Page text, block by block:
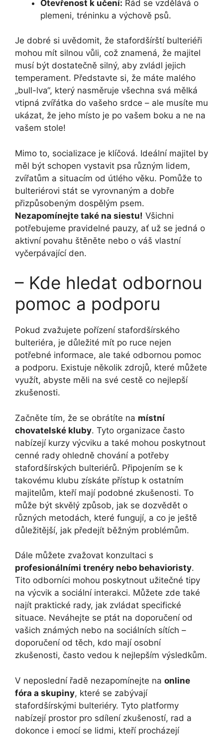
Otevřenost k učení: Rád se vzdělává o
plemeni, tréninku a výchově psů.
Je dobré si uvědomit, že stafordšírští bulteriéři
mohou mít silnou vůli, což znamená, že majitel
musí být dostatečně silný, aby zvládl jejich
temperament. Představte si, že máte malého
„bull-lva“, který nasměruje všechna svá mělká
vtipná zvířátka do vašeho srdce – ale musíte mu
ukázat, že jeho místo je po vašem boku a ne na
vašem stole!
Mimo to, socializace je klíčová. Ideální majitel by
měl být schopen vystavit psa různým lidem,
zvířatům a situacím od útlého věku. Pomůže to
bulteriérovi stát se vyrovnaným a dobře
přizpůsobeným dospělým psem.
Nezapomínejte také na siestu! Všichni
potřebujeme pravidelné pauzy, ať už se jedná o
aktivní povahu štěněte nebo o váš vlastní
vyčerpávající den.
– Kde hledat odbornou
pomoc a podporu
Pokud zvažujete pořízení stafordšírského
bulteriéra, je důležité mít po ruce nejen
potřebné informace, ale také odbornou pomoc
a podporu. Existuje několik zdrojů, které můžete
využít, abyste měli na své cestě co nejlepší
zkušenosti.
Začněte tím, že se obrátíte na místní
chovatelské kluby. Tyto organizace často
nabízejí kurzy výcviku a také mohou poskytnout
cenné rady ohledně chování a potřeby
stafordšírských bulteriérů. Připojením se k
takovému klubu získáte přístup k ostatním
majitelům, kteří mají podobné zkušenosti. To
může být skvělý způsob, jak se dozvědět o
různých metodách, které fungují, a co je ještě
důležitější, jak předejít běžným problémům.
Dále můžete zvažovat konzultaci s
profesionálními trenéry nebo behavioristy.
Tito odborníci mohou poskytnout užitečné tipy
na výcvik a sociální interakci. Můžete zde také
najít praktické rady, jak zvládat specifické
situace. Neváhejte se ptát na doporučení od
vašich známých nebo na sociálních sítích –
doporučení od těch, kdo mají osobní
zkušenosti, často vedou k nejlepším výsledkům.
V neposlední řadě nezapomínejte na online
fóra a skupiny, které se zabývají
stafordšírskými bulteriéry. Tyto platformy
nabízejí prostor pro sdílení zkušeností, rad a
dokonce i emocí se lidmi, kteří procházejí